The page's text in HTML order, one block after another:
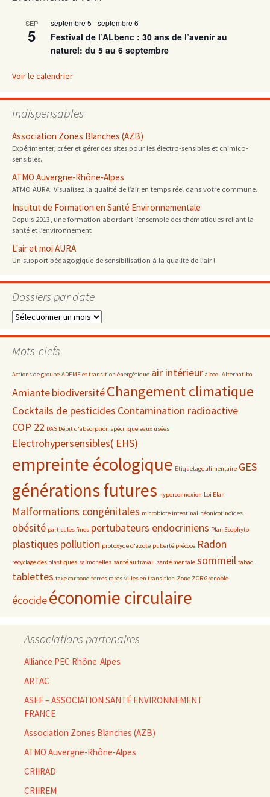
articles
SEP
5
septembre 5 -septembre 6
Festival de l’ALbenc : 30 ans de l’avenir au
naturel: du 5 au 6 septembre
Voir le calendrier
Indispensables
Association Zones Blanches (AZB)
Expérimenter, créer et gérer des sites pour les électro-sensibles et chimico-
sensibles.
ATMO Auvergne-Rhône-Alpes
ATMO AURA: Visualisez la qualité de l’air en temps réel dans votre commune.
Institut de Formation en Santé Environnementale
Depuis 2013, une formation abordant l’ensemble des thématiques reliant la
santé et l’environnement
L'air et moi AURA
Un support pédagogique de sensibilisation à la qualité de l’air !
Dossiers par date
Dossiers
date
Mots-clefs
Actions de groupe ADEME et transition énergétique air intérieur alcool Alternatiba
AmiantebiodiversitéChangement climatique
Cocktails de pesticides Contamination radioactive
COP 22 DAS Débit d'absorption spécifique eaux usées
Electrohypersensibles( EHS)
empreinte écologique Etiquetage alimentaire GES
générations futures hyperconnexion Loi Elan
Malformations congénitales microbiote intestinal néonicotinoïdes
obésité particules fines pertubateurs endocriniens Plan Ecophyto
plastiques pollution protoxyde d'azote puberté précoce Radon
recyclage des plastiques salmonelles santé au travail santé mentale sommeil tabac
tablettes taxe carbone terres rares villes en transition Zone ZCR Grenoble
écocideéconomie circulaire
Associations partenaires
Alliance PEC Rhône-Alpes
ARTAC
ASEF – ASSOCIATION SANTÉ ENVIRONNEMENT
FRANCE
Association Zones Blanches (AZB)
ATMO Auvergne-Rhône-Alpes
CRIIRAD
CRIIREM